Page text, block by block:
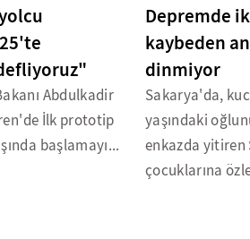
Abdulkadir
İlk prototip
başlamayı...
Depremde
kaybeden
dinmiyor
Sakarya'da,
yaşındaki
enkazda yitiren
çocuklarına